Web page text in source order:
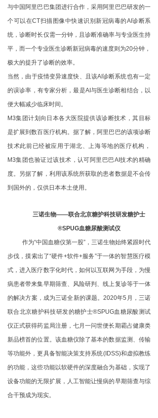
与中国阿里巴巴集团进行合作，采用阿里巴巴研发的一
个可以在CT扫描图像中快速识别新冠病毒的AI诊断系
统，诊断时长仅需一分钟，且诊断准确率与专业医生持
平，而一个专业医生诊断新冠病毒的速度则为20分钟，
极大的提升了诊断的效率。
当然，由于疫情变异速度快、且该AI诊断系统也有一定
的误诊率，有专家分析，最是AI与医生诊断相结合，以
便大幅减少临床时间。
M3集团计划向日本各大医院提供该诊断技术，其目标
是扩展到数百医疗机构。据了解，阿里巴巴的该项诊断
技术此前已经被应用于湖北、上海等地的医疗机构，
M3集团也验证过该技术，认可阿里巴巴AI技术的精确
度。另据了解，利用该系统所获取的患者数据是不会传
到国外的，仅供日本本土使用。
三诺生物——联合北京糖护科技研发糖护士
®SPUG血糖尿酸测试仪
作为“中国血糖仪第一股”，三诺生物始终紧跟时代
步伐，摸索出了“硬件+软件+服务”于一体的智慧医疗模
式，进入医疗数字化时代，如何以互联网为手段，为慢
病患者带来集早期筛查、风险研判、线上复诊等于一体
的解决方案，成为三诺全新的课题。2020年5月，三诺
联合北京糖护科技研发的糖护士®SPUG血糖尿酸测试
仪正式获得药监局注册，七月一问世便长期霸占健康类
新品榜首的位置。该血糖仪除了基本的数据监测、传输
等功能外，更具备智能决策支持系统(IDSS)和虚拟教练
的功能，这些功能以软硬件的深度融合为基础，实现了
设备功能的无限扩展，人工智能让慢病的早期筛查与综
合干预成为现实。